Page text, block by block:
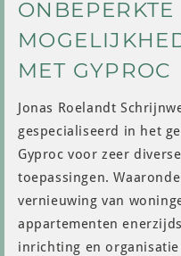
ONBEPERKTE
MET GYPROC
Jonas Roelandt
gespecialiseerd in het
Gyproc voor zeer diverse
toepassingen.
vernieuwing van
appartementen
inrichting en organisatie